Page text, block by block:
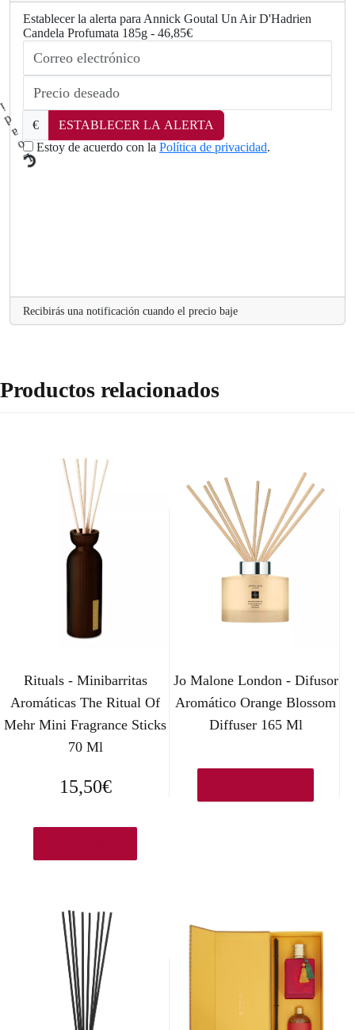
Establecer la alerta para Annick Goutal Un Air D'Hadrien
Candela Profumata 185g - 46,85€
€
ESTABLECER LA ALERTA
Estoy de acuerdo con la Política de privacidad.
L
.
Recibirás una notificación cuando el precio baje
Productos relacionados
Rituals - Minibarritas
Aromáticas The Ritual Of
Mehr Mini Fragrance Sticks
70 Ml
15,50€
Jo Malone London - Difusor
Aromático Orange Blossom
Diffuser 165 Ml